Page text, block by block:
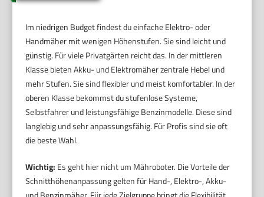
Im niedrigen Budget findest du einfache Elektro- oder
Handmäher mit wenigen Höhenstufen. Sie sind leicht und
günstig. Für viele Privatgärten reicht das. In der mittleren
Klasse bieten Akku- und Elektromäher zentrale Hebel und
mehr Stufen. Sie sind flexibler und meist komfortabler. In der
oberen Klasse bekommst du stufenlose Systeme,
Selbstfahrer und leistungsfähige Benzinmodelle. Diese sind
langlebig und sehr anpassungsfähig. Für Profis sind sie oft
die beste Wahl.
Wichtig: Es geht hier nicht um Mähroboter. Die Vorteile der
Schnitthöhenanpassung gelten für Hand-, Elektro-, Akku-